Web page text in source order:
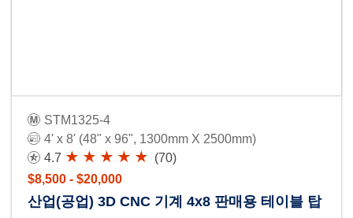
STM1325-4
4' x 8' (48" x 96", 1300mm X 2500mm)
4.7
(70)
$8,500 - $20,000
산업(공업) 3D CNC 기계 4x8 판매용 테이블 탑